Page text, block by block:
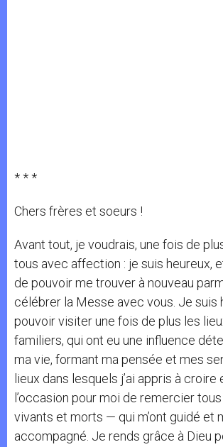
* * *
Chers frères et soeurs !
Avant tout, je voudrais, une fois de
tous avec affection : je suis heureux,
de pouvoir me trouver à nouveau
célébrer la Messe avec vous. Je suis
pouvoir visiter une fois de plus les
familiers, qui ont eu une influence
ma vie, formant ma pensée et mes
lieux dans lesquels j’ai appris à croire
l’occasion pour moi de remercier
vivants et morts — qui m’ont guidé et
accompagné. Je rends grâce à Dieu